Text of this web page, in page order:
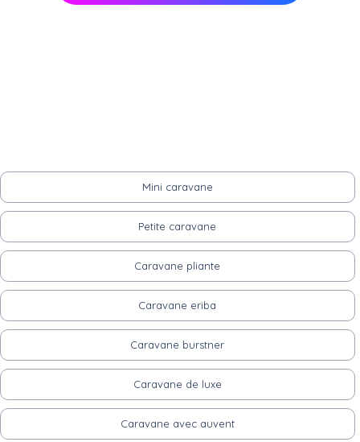
Mini caravane
Petite caravane
Caravane pliante
Caravane eriba
Caravane burstner
Caravane de luxe
Caravane avec auvent